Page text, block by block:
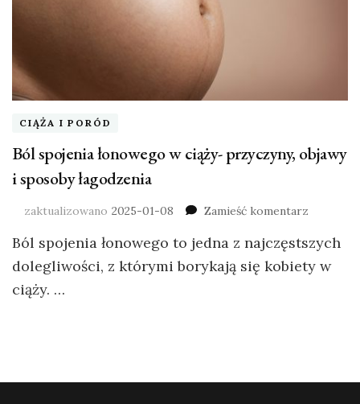
CIĄŻA I PORÓD
Ból spojenia łonowego w ciąży- przyczyny, objawy
i sposoby łagodzenia
zaktualizowano 2025-01-08 Zamieść komentarz
Ból spojenia łonowego to jedna z najczęstszych
dolegliwości, z którymi borykają się kobiety w
ciąży. …